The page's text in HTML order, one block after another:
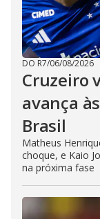
DO R7/06/08/2026
Cruzeiro
avança
Brasil
Matheus
choque, e Kaio
na próxima fase